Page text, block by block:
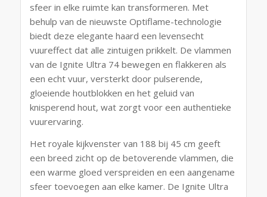
sfeer in elke ruimte kan transformeren. Met
behulp van de nieuwste Optiflame-technologie
biedt deze elegante haard een levensecht
vuureffect dat alle zintuigen prikkelt. De vlammen
van de Ignite Ultra 74 bewegen en flakkeren als
een echt vuur, versterkt door pulserende,
gloeiende houtblokken en het geluid van
knisperend hout, wat zorgt voor een authentieke
vuurervaring.
Het royale kijkvenster van 188 bij 45 cm geeft
een breed zicht op de betoverende vlammen, die
een warme gloed verspreiden en een aangename
sfeer toevoegen aan elke kamer. De Ignite Ultra